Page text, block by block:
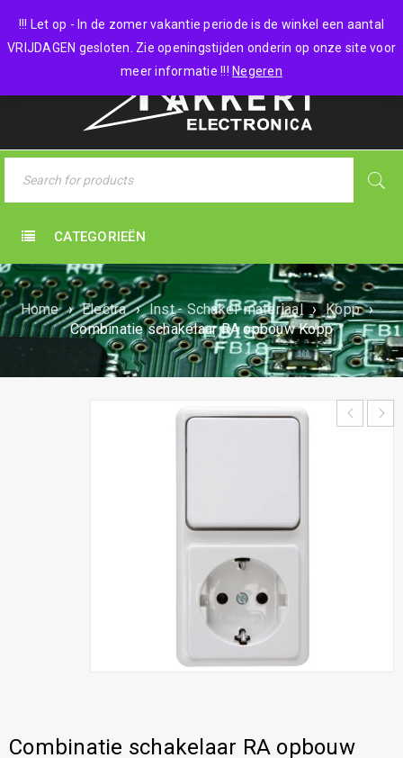
!!! Let op - In de zomer vakantie periode is de winkel een aantal
VRIJDAGEN gesloten. Zie openingstijden onderin op onze site voor
meer informatie !!! Negeren
0 items - €0,00
CATEGORIEËN
Home › Electra › Inst.- Schakel-materiaal › Kopp ›
Combinatie schakelaar RA opbouw Kopp
Combinatie schakelaar RA opbouw